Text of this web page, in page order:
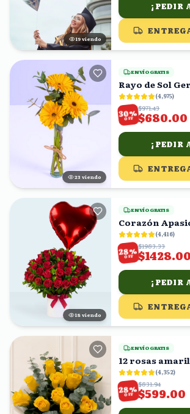
19 viendo
¡PEDIR
24 viendo
ENVÍO GRATIS
Rayo de Sol
(4,975)
30%
OFF
$971.43
$680.00
¡PEDIR
18 viendo
ENVÍO GRATIS
Corazón
(4,416)
28%
OFF
$1983.33
$1428.00
¡PEDIR
ENVÍO GRATIS
12 rosas
(4,352)
28%
OFF
$831.94
$599.00